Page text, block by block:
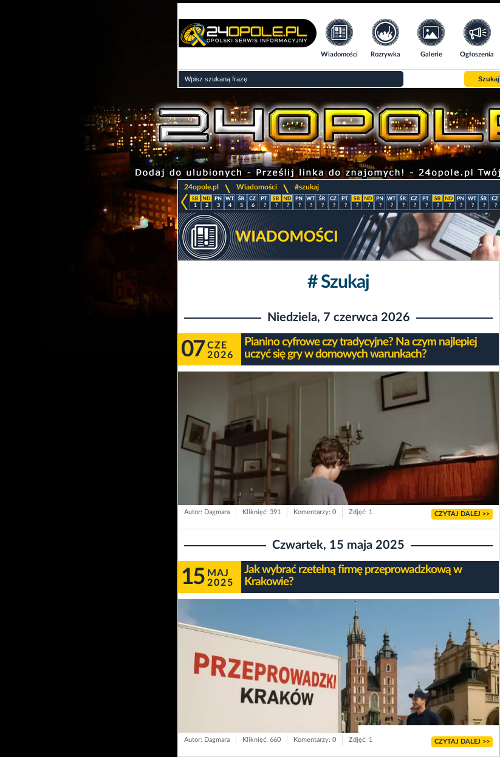
Wiadomości Rozrywka Galerie Ogłoszenia
Szukaj
24opole.pl
>
Wiadomości #szukaj
1 2 3 4 5 6 ? ? ? ? ? ? ? ? ? ? ? ? ? ? ? ? ? ? ? ? ?
# Szukaj
Niedziela, 7 czerwca 2026
07 CZE
2026
Pianino cyfrowe czy tradycyjne? Na czym najlepiej
uczyć się gry w domowych warunkach?
Autor: Dagmara Kliknięć: 391 Komentarzy: 0 Zdjęć: 1 CZYTAJ DALEJ >>
Czwartek, 15 maja 2025
15 MAJ
2025
Jak wybrać rzetelną firmę przeprowadzkową w
Krakowie?
Autor: Dagmara Kliknięć: 660 Komentarzy: 0 Zdjęć: 1 CZYTAJ DALEJ >>